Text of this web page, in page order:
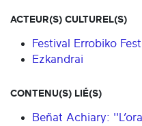
ACTEUR(S) CULTUREL(S)
Festival Errobiko
Ezkandrai
CONTENU(S) LIÉ(S)
Beñat Achiary: